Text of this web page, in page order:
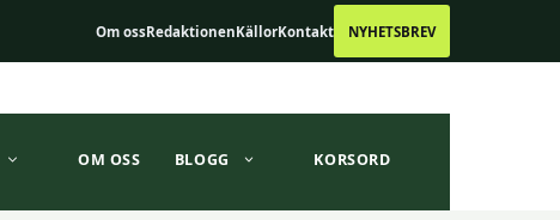
Om ossRedaktionenKällorKontakt NYHETSBREV
OM OSS BLOGG KORSORD